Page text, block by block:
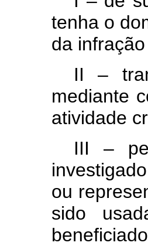
tenha o
da
II –
mediante
atividade
III –
ou
sido